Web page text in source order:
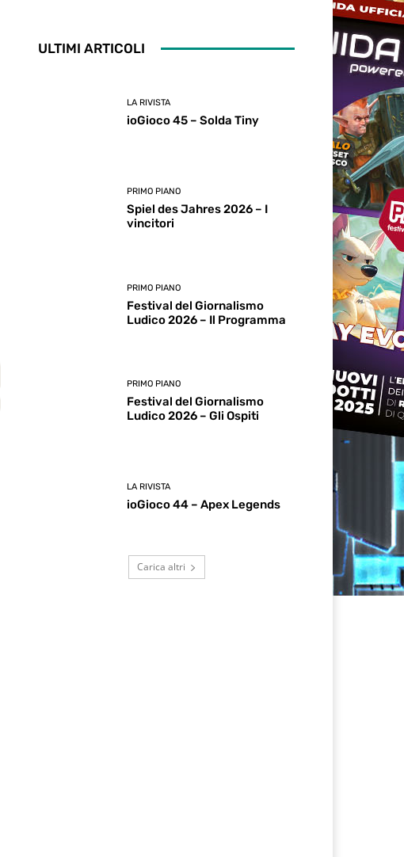
ULTIMI ARTICOLI
LA RIVISTA
ioGioco 45 – Solda Tiny
PRIMO PIANO
Spiel des Jahres 2026 – I
vincitori
PRIMO PIANO
Festival del Giornalismo
Ludico 2026 – Il Programma
PRIMO PIANO
Festival del Giornalismo
Ludico 2026 – Gli Ospiti
LA RIVISTA
ioGioco 44 – Apex Legends
Carica altri